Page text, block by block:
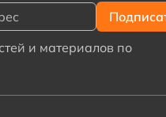
и материалов по